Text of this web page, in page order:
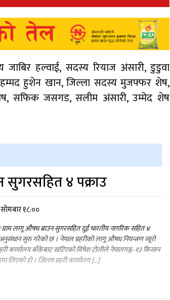
जाबिर हल्वाई, सदस्य रियाज अंसारी, डुडुवा
हुशेन खान, जिल्ला सदस्य मुजफ्फर शेष,
सफिक जसगड, सलीम अंसारी, उम्मेद शेष
सुगरसहित ४ पक्राउ
१८:००
ग्राम लागू औषध ब्राउन सुगरसहित दुई भारतीय नागरिक सहित ४
सुरु गरेको छ । नेपाल प्रहरीको लागू औषध नियन्त्रण व्यूरो
कार्यालय बाँकेबाट खटिएको विषेश टोलीले नेपालगञ्ज–१३ किसान
लिएको हो । जिल्ला प्रहरी कार्यालय […]